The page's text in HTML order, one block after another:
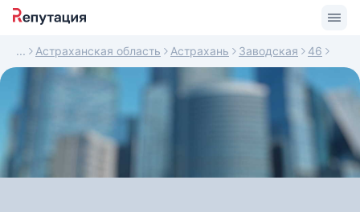
Астраханская область Астрахань Заводская 46